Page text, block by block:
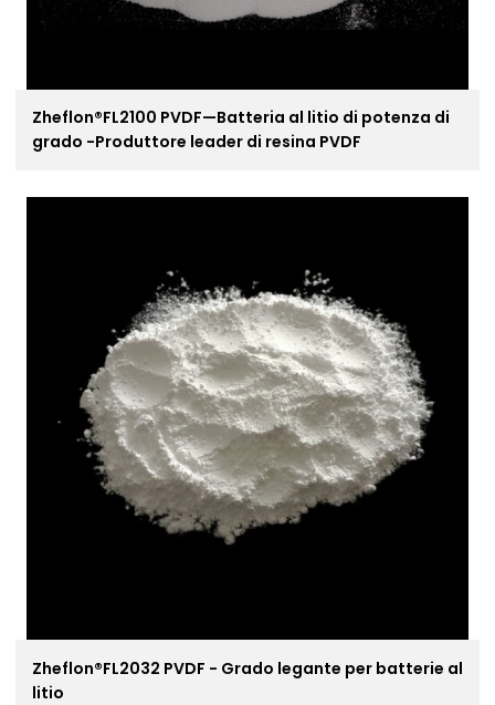
Zheflon®FL2100 PVDF—Batteria al litio di potenza di
grado -Produttore leader di resina PVDF
Zheflon®FL2032 PVDF - Grado legante per batterie al
litio